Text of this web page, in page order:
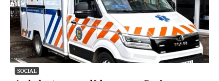
SOCIAL